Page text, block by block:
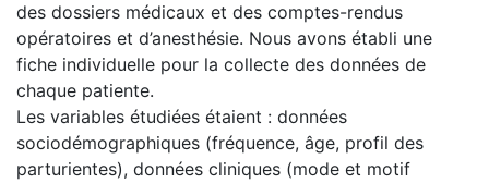
des dossiers médicaux et des comptes-rendus
opératoires et d’anesthésie. Nous avons établi une
fiche individuelle pour la collecte des données de
chaque patiente.
Les variables étudiées étaient : données
sociodémographiques (fréquence, âge, profil des
parturientes), données cliniques (mode et motif